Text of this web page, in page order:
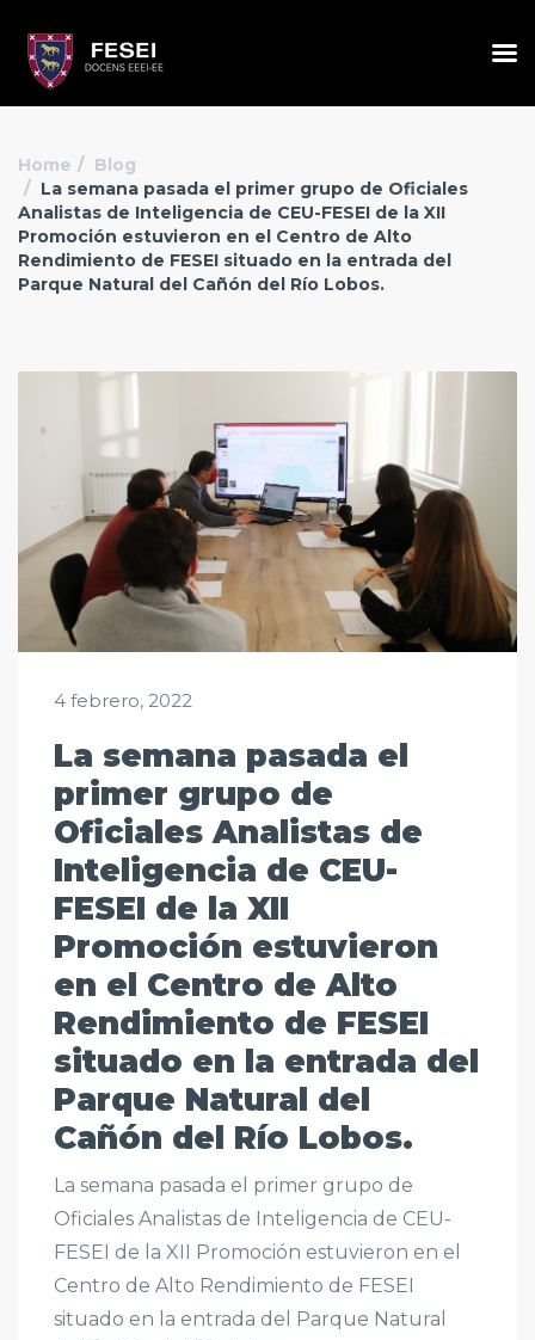
Home
Blog
La semana pasada el primer grupo de Oficiales
Analistas de Inteligencia de CEU-FESEI de la XII
Promoción estuvieron en el Centro de Alto
Rendimiento de FESEI situado en la entrada del
Parque Natural del Cañón del Río Lobos.
4 febrero, 2022
La semana pasada el
primer grupo de
Oficiales Analistas de
Inteligencia de CEU-
FESEI de la XII
Promoción estuvieron
en el Centro de Alto
Rendimiento de FESEI
situado en la entrada del
Parque Natural del
Cañón del Río Lobos.
La semana pasada el primer grupo de
Oficiales Analistas de Inteligencia de CEU-
FESEI de la XII Promoción estuvieron en el
Centro de Alto Rendimiento de FESEI
situado en la entrada del Parque Natural